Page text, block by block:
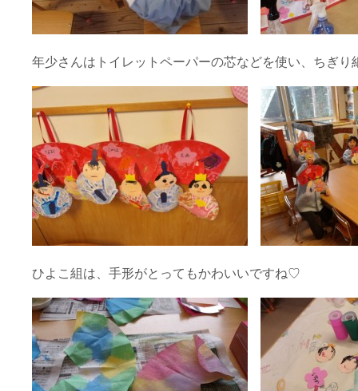
年少さんはトイレットペーパーの芯などを使い、ちぎ
ひよこ組は、手形がとってもかわいいですね♡